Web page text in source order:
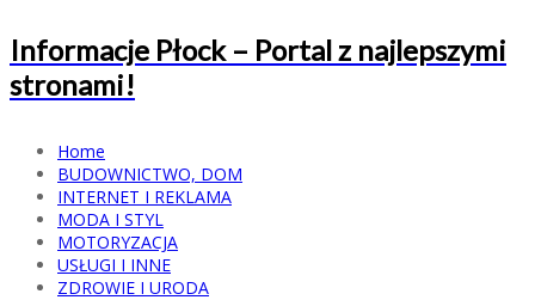
Informacje Płock – Portal z najlepszymi
stronami!
Home
BUDOWNICTWO, DOM
INTERNET I REKLAMA
MODA I STYL
MOTORYZACJA
USŁUGI I INNE
ZDROWIE I URODA